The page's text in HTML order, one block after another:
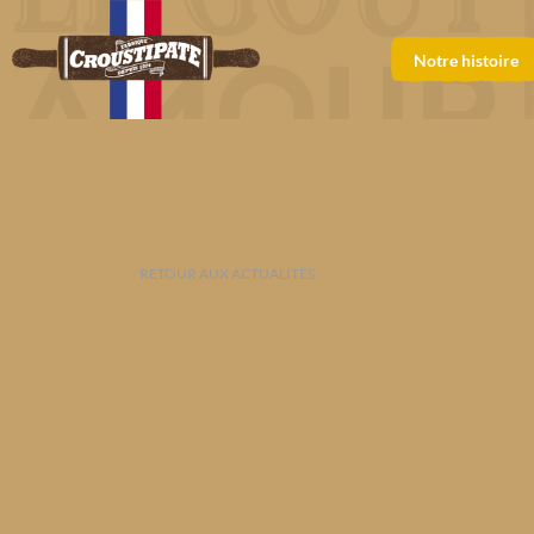
Notre histoire
RETOUR AUX ACTUALITÉS